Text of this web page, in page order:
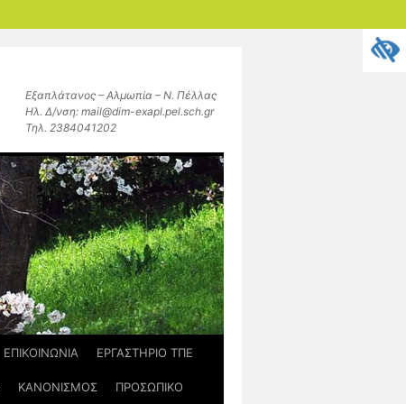
Εξαπλάτανος – Αλμωπία – Ν. Πέλλας
Ηλ. Δ/νση: mail@dim-exapl.pel.sch.gr
Τηλ. 2384041202
ΕΠΙΚΟΙΝΩΝΙΑ ΕΡΓΑΣΤΗΡΙΟ ΤΠΕ
ΚΑΝΟΝΙΣΜΟΣ ΠΡΟΣΩΠΙΚΟ